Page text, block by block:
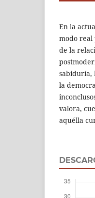
En la
modo real
de la
sabiduría,
la
valora,
aquélla